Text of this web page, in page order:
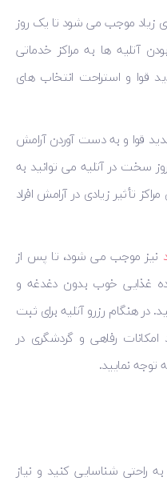
زیاد موجب می ‌شود تا یک روز
آتلیه ها به مراکز خدماتی
قوا و استراحت انتخاب های
قوا و به دست آوردن آرامش
در آتلیه می توانید به
تأثیر زیادی در آرامش افراد
نیز موجب می‌ شود، تا پس از
غذایی خوب بدون دغدغه و
در هنگام رزرو آتلیه برای ثبت
رفاهی و گردشگری در
توجه نمایید.
راحتی شناسایی کنید و نیاز